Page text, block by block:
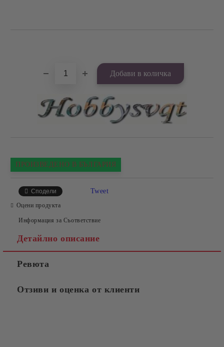
ПРОИЗВЕДЕНО В БЪЛГАРИЯ
Сподели Tweet
Оцени продукта
Информация за Съответствие
Детайлно описание
Ревюта
Отзиви и оценка от клиенти